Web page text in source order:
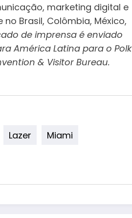
marketing digital e
Brasil, Colômbia, México,
de imprensa é enviado
América Latina para o Polk
& Visitor Bureau.
Lazer
Miami